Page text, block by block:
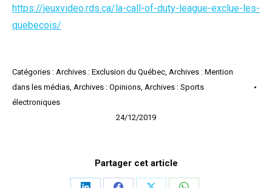
https://jeuxvideo.rds.ca/la-call-of-duty-league-exclue-les-
quebecois/
Catégories : Archives : Exclusion du Québec, Archives : Mention
dans les médias, Archives : Opinions, Archives : Sports
électroniques
24/12/2019
Partager cet article